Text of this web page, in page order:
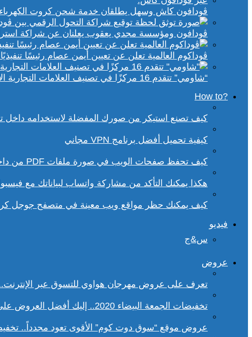
ڤودافون كاش وسهل يطلقان خدمة شحن كروت الكهرباء
ڤودافون ومؤسسة مجدي يعقوب يعلنان عن شراكة
ڤوداكوم العالمية تعلن عن تعيين أيمن عصام رئيسًا
“شاومي” تتقدم 16 مركزًا في تصنيف العلامات التجارية الأكثر تأثيرًا في إفريقيا لعام 2025
?How to
كيف تصنع استيكر من صورك المفضلة لاستخدامه داخل
كيفية تحميل أفضل برنامج VPN مجاني
كيف تحفظ صفحات الويب في صورة ملفات PDF من داخل متصفح كروم؟
هكذا يمكنك التأكد من مشاركة واتساب لبياناتك مع
كيف يمكنك حظر مواقع ويب معينة في متصفح جوجل
فيديو
س&ج
عروض
تعرف على عروض مهرجان هواوي للتسوق عبر
تخفيضات الجمعة البيضاء 2020.. إليك أفضل العروض على هواتف سامسونج
عروض موقع “سوق دوت كوم” الأقوى تعود مجدداً.. تخفيضات حتى 70% خلال عروض